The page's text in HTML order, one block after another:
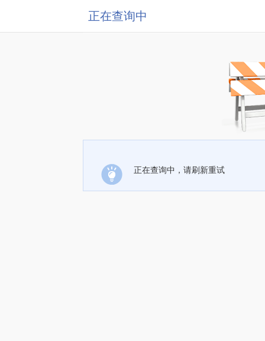
正在查询中
正在查询中，请刷新重试